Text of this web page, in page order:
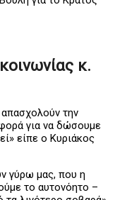
κ.
την
για να δώσουμε
είπε ο Κυριάκος
γύρω μας, που η
το αυτονόητο –